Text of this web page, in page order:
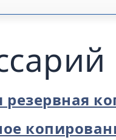
резервная